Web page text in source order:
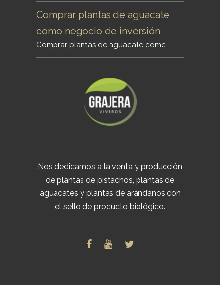
Comprar plantas de aguacate
como negocio de inversión
Comprar plantas de aguacate como...
Nos dedicamos a la venta y producción
de plantas de pistachos, plantas de
aguacates y plantas de arándanos con
el sello de producto biológico.